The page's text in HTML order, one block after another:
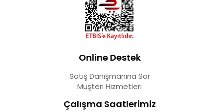
Online Destek
Satış Danışmanına Sor
Müşteri Hizmetleri
Çalışma Saatlerimiz